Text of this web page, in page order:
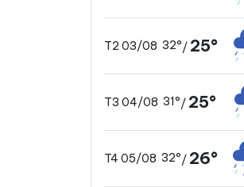
T2 03/08 32°/ 25°
T3 04/08 31°/ 25°
T4 05/08 32°/ 26°